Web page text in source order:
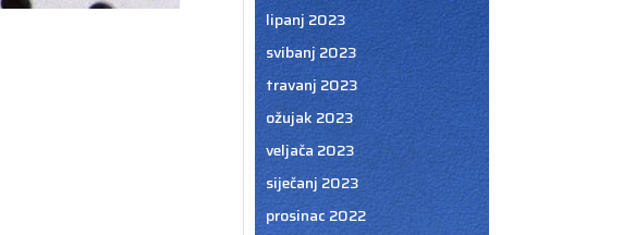
lipanj 2023
svibanj 2023
travanj 2023
ožujak 2023
veljača 2023
siječanj 2023
prosinac 2022